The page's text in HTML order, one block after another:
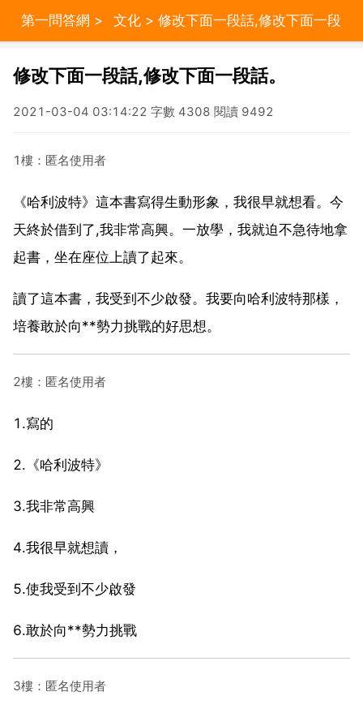
第一問答網 > 文化 > 修改下面一段話,修改下面一段
修改下面一段話,修改下面一段話。
2021-03-04 03:14:22 字數 4308 閱讀 9492
1樓：匿名使用者
《哈利波特》這本書寫得生動形象，我很早就想看。今
天終於借到了,我非常高興。一放學，我就迫不急待地拿
起書，坐在座位上讀了起來。
讀了這本書，我受到不少啟發。我要向哈利波特那樣，
培養敢於向**勢力挑戰的好思想。
2樓：匿名使用者
1.寫的
2.《哈利波特》
3.我非常高興
4.我很早就想讀，
5.使我受到不少啟發
6.敢於向**勢力挑戰
3樓：匿名使用者